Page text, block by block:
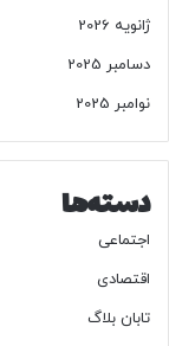
ژانویه 2026
دسامبر 2025
نوامبر 2025
دسته‌ها
اجتماعی
اقتصادی
تابان بلاگ